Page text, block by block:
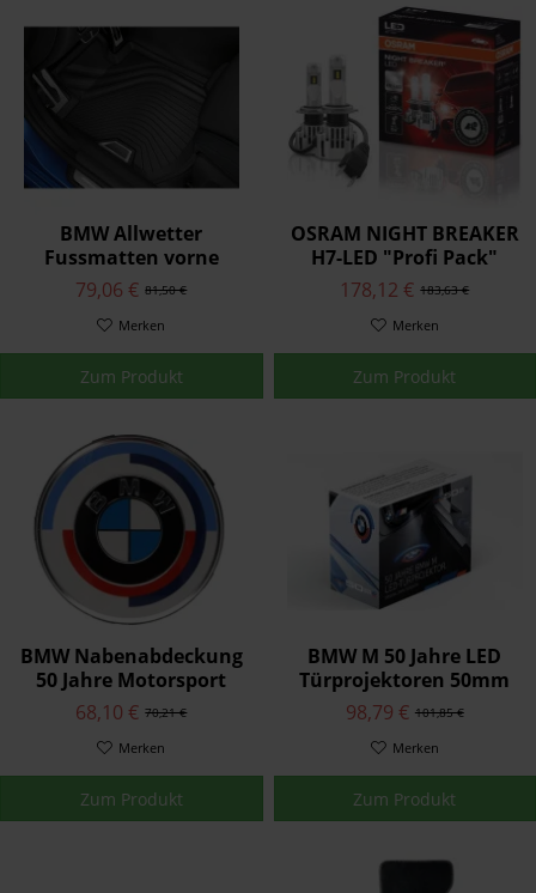
BMW Allwetter
Fussmatten vorne
Schwarz 3er G20 G21
G28 4er G22
81,50 €
79,06 €
Merken
Zum Produkt
OSRAM NIGHT BREAKER
H7-LED "Profi Pack"
183,63 €
178,12 €
Merken
Zum Produkt
BMW Nabenabdeckung
50 Jahre Motorsport
70,21 €
68,10 €
Merken
Zum Produkt
BMW M 50 Jahre LED
Türprojektoren 50mm
101,85 €
98,79 €
Merken
Zum Produkt